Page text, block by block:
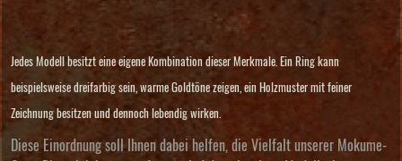
Jedes Modell besitzt eine eigene Kombination dieser Merkmale. Ein Ring kann
beispielsweise dreifarbig sein, warme Goldtöne zeigen, ein Holzmuster mit feiner
Zeichnung besitzen und dennoch lebendig wirken.
Diese Einordnung soll Ihnen dabei helfen, die Vielfalt unserer Mokume-